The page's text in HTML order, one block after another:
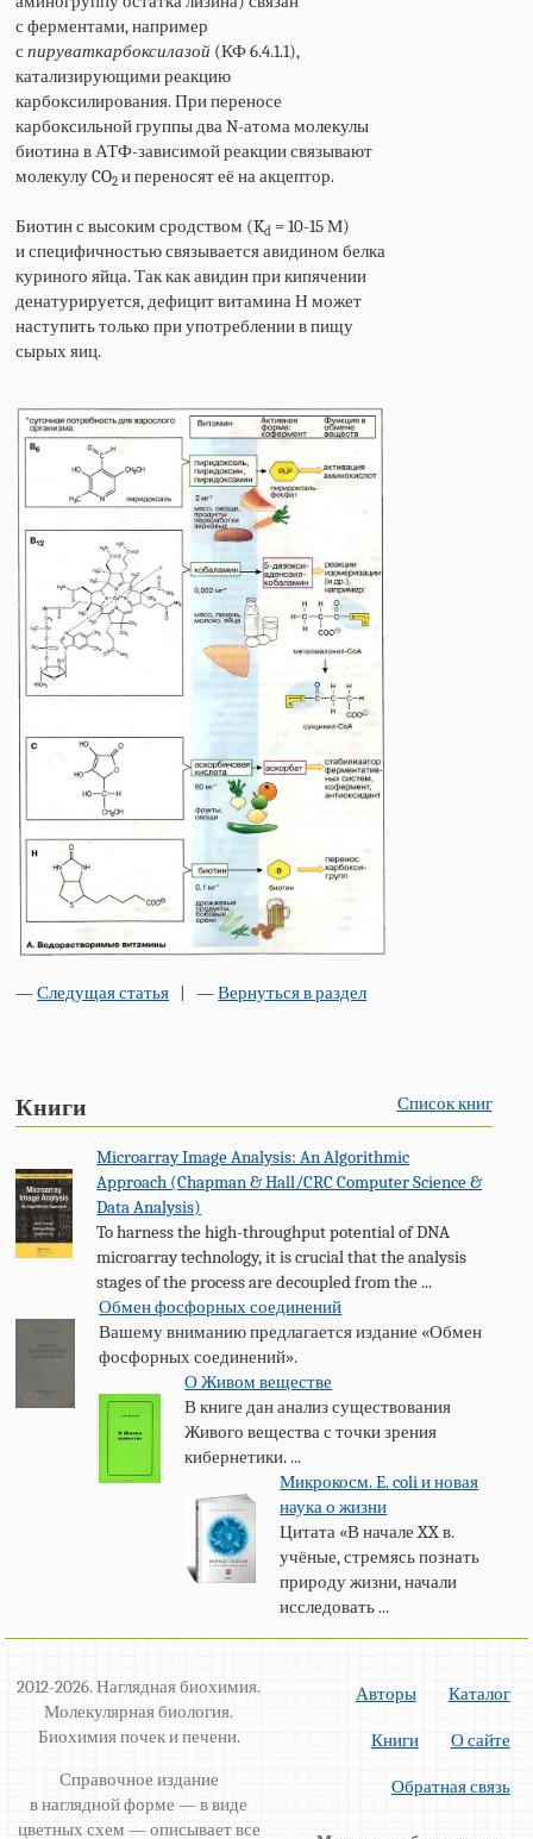
с ферментами, например
спируваткарбоксилазой (КФ 6.4.1.1),
катализирующими реакцию
карбоксилирования. При переносе
карбоксильной группы два N-атома молекулы
биотина в АТФ-зависимой реакции связывают
молекулу CO2 и переносят её на акцептор.
Биотин с высоким сродством (Kd = 10-15 М)
и специфичностью связывается авидином белка
куриного яйца. Так как авидин при кипячении
денатурируется, дефицит витамина Н может
наступить только при употреблении в пищу
сырых яиц.
—Следущая статья | —Вернуться в раздел
Книги Список книг
Microarray Image Analysis: An Algorithmic
Approach (Chapman & Hall/CRC Computer Science &
Data Analysis)
To harness the high-throughput potential of DNA
microarray technology, it is crucial that the analysis
stages of the process are decoupled from the ...
Обмен фосфорных соединений
Вашему вниманию предлагается издание «Обмен
фосфорных соединений».
О Живом веществе
В книге дан анализ существования
Живого вещества с точки зрения
кибернетики. ...
Микрокосм. E. coli и новая
наука о жизни
Цитата «В начале XX в.
учёные, стремясь познать
природу жизни, начали
исследовать ...
2012-2026. Наглядная биохимия.
Молекулярная биология.
Биохимия почек и печени.
Справочное издание
в наглядной форме — в виде
цветных схем — описывает все
Авторы Каталог
Книги О сайте
Обратная связь